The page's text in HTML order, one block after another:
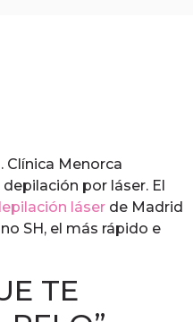
Clínica Menorca
por láser. El
láser de Madrid
SH, el más rápido e
TE